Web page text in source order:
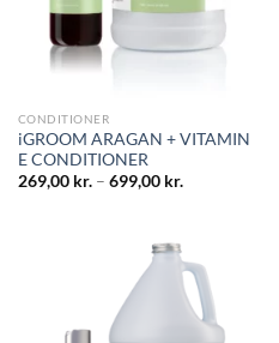
CONDITIONER
iGROOM ARAGAN + VITAMIN
E CONDITIONER
269,00 kr.– 699,00 kr.